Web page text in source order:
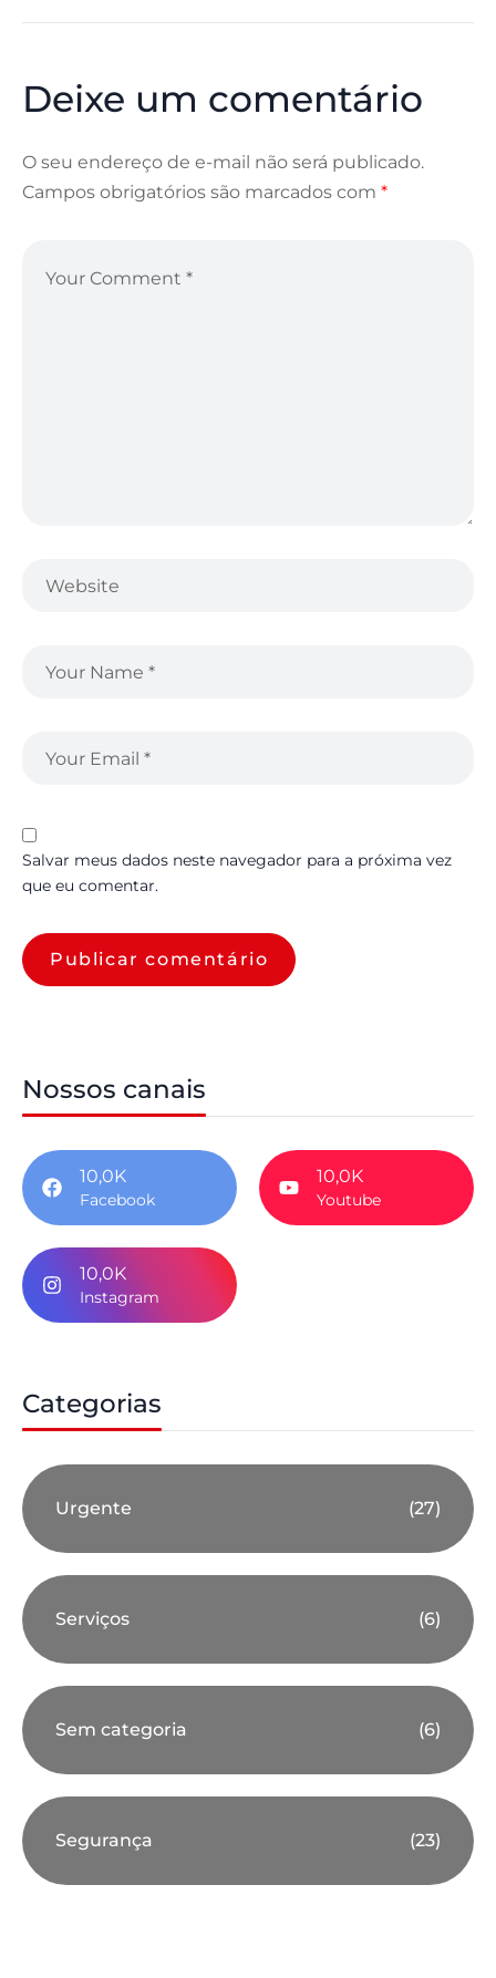
Deixe um comentário
O seu endereço de e-mail não será publicado.
Campos obrigatórios são marcados com *
Salvar meus dados neste navegador para a próxima vez
que eu comentar.
Nossos canais
10,0K
Facebook
10,0K
Youtube
10,0K
Instagram
Categorias
Urgente (27)
Serviços (6)
Sem categoria (6)
Segurança (23)